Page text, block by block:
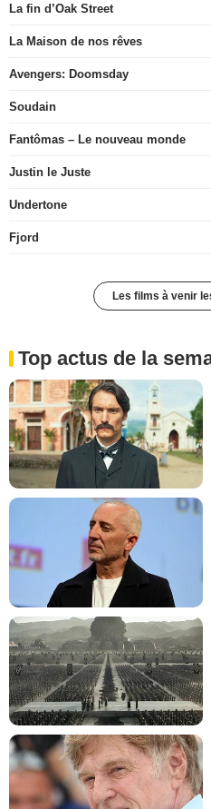
La fin d’Oak Street
La Maison de nos rêves
Avengers: Doomsday
Soudain
Fantômas – Le nouveau monde
Justin le Juste
Undertone
Fjord
Les films à venir
Top actus de la